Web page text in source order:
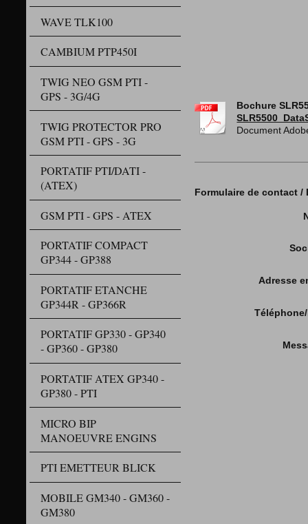
WAVE TLK100
CAMBIUM PTP450I
TWIG NEO GSM PTI -
GPS - 3G/4G
TWIG PROTECTOR PRO
GSM PTI - GPS - 3G
PORTATIF PTI/DATI -
(ATEX)
GSM PTI - GPS - ATEX
PORTATIF COMPACT
GP344 - GP388
PORTATIF ETANCHE
GP344R - GP366R
PORTATIF GP330 - GP340
- GP360 - GP380
PORTATIF ATEX GP340 -
GP380 - PTI
MICRO BIP
MANOEUVRE ENGINS
PTI EMETTEUR BLICK
MOBILE GM340 - GM360 -
GM380
Bochure
Document
Adresse